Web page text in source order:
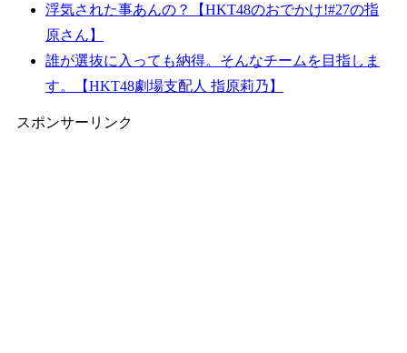
浮気された事あんの？【HKT48のおでかけ!#27の指
原さん】
誰が選抜に入っても納得。そんなチームを目指しま
す。【HKT48劇場支配人 指原莉乃】
スポンサーリンク